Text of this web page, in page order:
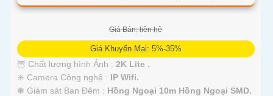
Giá Bán: liên hệ
Giá Khuyến Mại: 5%-35%
🦉 Chất lượng hình Ảnh : 2K Lite .
✳️ Camera Công nghệ : IP Wifi.
❃ Giám sát Ban Đêm : Hồng Ngoại 10m Hồng Ngoại SMD.